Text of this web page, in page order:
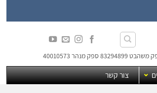
83294899 ספק מנהר 40010573
צור קשר